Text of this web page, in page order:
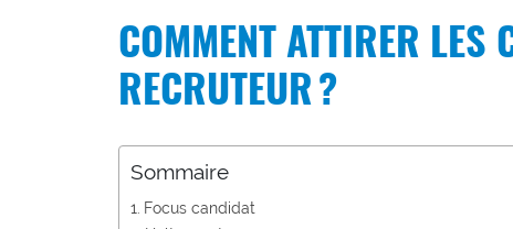
COMMENT ATTIRER LES
RECRUTEUR ?
Sommaire
Focus candidat